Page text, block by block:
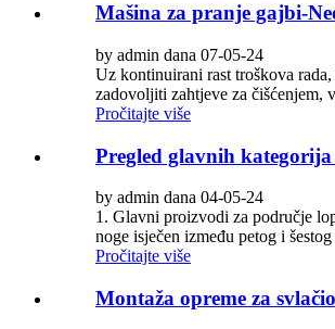
Mašina za pranje gajbi-
by admin dana 07-05-24
Uz kontinuirani rast troškova
zadovoljiti zahtjeve za čišćenjem,
Pročitajte više
Pregled glavnih kategorija
by admin dana 04-05-24
1. Glavni proizvodi za područje
noge isječen između petog i
Pročitajte više
Montaža opreme za